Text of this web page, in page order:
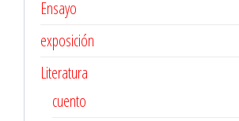
Ensayo
exposición
Literatura
cuento